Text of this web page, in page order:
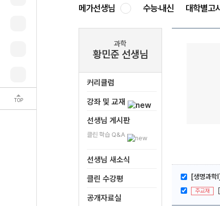
TOP
메가선생님 수능·내신 대학별고
과학
황민준 선생님
커리큘럼
강좌 및 교재
선생님 게시판
클린 학습 Q&A
선생님 새소식
클린 수강평
공개자료실
[생명과학
주교재